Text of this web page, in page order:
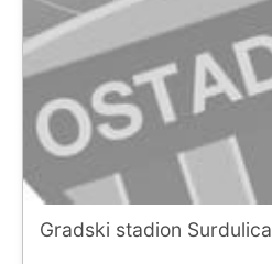
Gradski stadion Surdulica